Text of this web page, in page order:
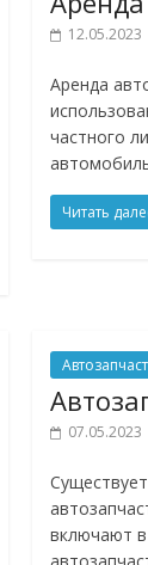
12.05.2023
Аренда
частного
Читать
07.05.2023
включают